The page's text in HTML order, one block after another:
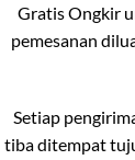
Gratis Ongkir
pemesanan
Setiap
tiba ditempat